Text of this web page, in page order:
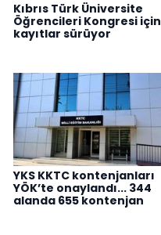
Kıbrıs Türk Üniversite
Öğrencileri Kongresi için
kayıtlar sürüyor
YKS KKTC kontenjanları
YÖK’te onaylandı... 344
alanda 655 kontenjan